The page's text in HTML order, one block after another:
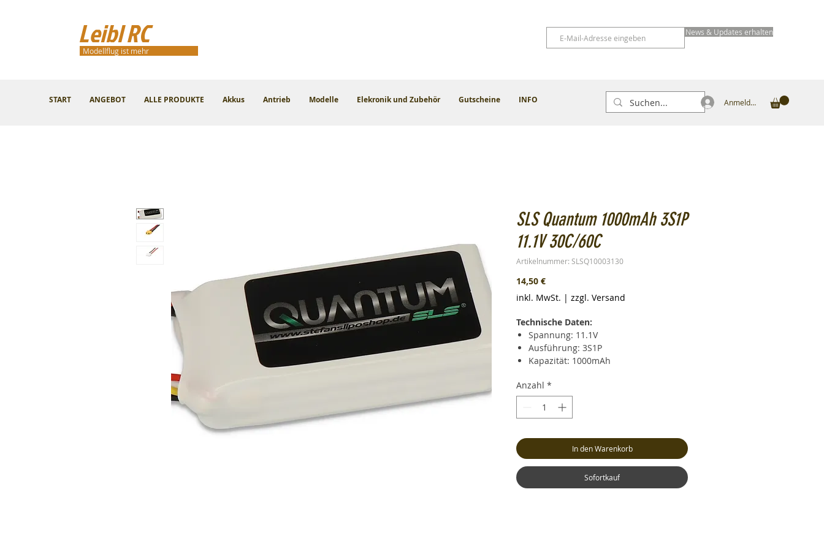
Leibl RC
START ANGEBOT ALLE PRODUKTE Akkus Antrieb Modelle Elekronik und Zubehör Gutscheine INFO
Modellflug ist mehr
News & Updates erhalten
Anmelden
SLS Quantum 1000mAh 3S1P
11.1V 30C/60C
Artikelnummer: SLSQ10003130
14,50 €Preis
inkl. MwSt. | zzgl. Versand
Technische Daten:
Spannung: 11.1V
Ausführung: 3S1P
Kapazität: 1000mAh
Kurzzeitiger Entladestrom: max. 60C
(60A)
Ladestrom: max. 5C (5A)
und Stecker)
Maße: ca. LxBxH 71x31x20mm
Stecksystem: XT60
Hauptstromkabel: AWG14
Anzahl *
In den Warenkorb
Sofortkauf